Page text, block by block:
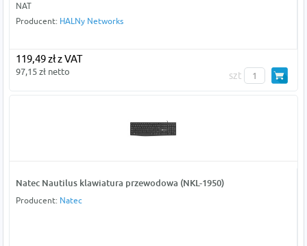
NAT
Producent: HALNy Networks
119,49 zł z VAT
97,15 zł netto szt
Natec Nautilus klawiatura przewodowa (NKL-1950)
Producent: Natec